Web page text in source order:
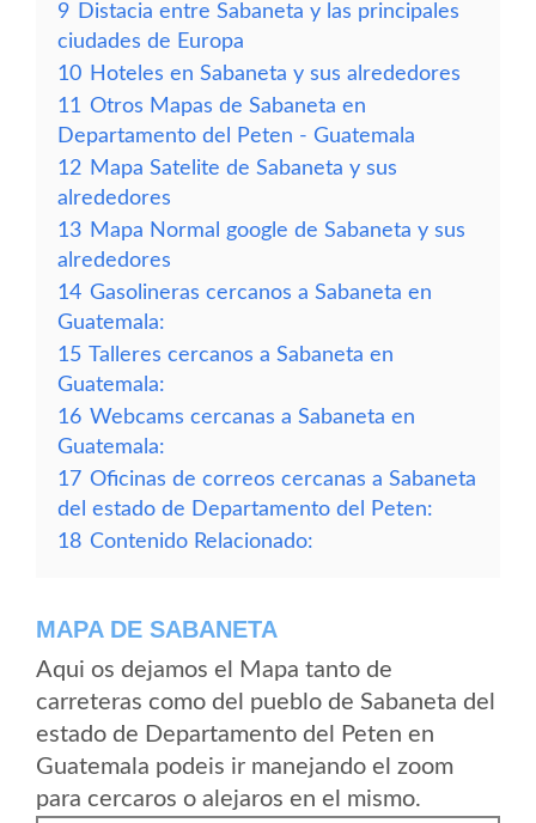
9 Distacia entre Sabaneta y las principales
ciudades de Europa
10 Hoteles en Sabaneta y sus alrededores
11 Otros Mapas de Sabaneta en
Departamento del Peten - Guatemala
12 Mapa Satelite de Sabaneta y sus
alrededores
13 Mapa Normal google de Sabaneta y sus
alrededores
14 Gasolineras cercanos a Sabaneta en
Guatemala:
15 Talleres cercanos a Sabaneta en
Guatemala:
16 Webcams cercanas a Sabaneta en
Guatemala:
17 Oficinas de correos cercanas a Sabaneta
del estado de Departamento del Peten:
18 Contenido Relacionado:
MAPA DE SABANETA
Aqui os dejamos el Mapa tanto de
carreteras como del pueblo de Sabaneta del
estado de Departamento del Peten en
Guatemala podeis ir manejando el zoom
para cercaros o alejaros en el mismo.